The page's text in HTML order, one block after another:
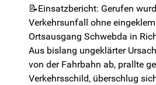
📝Einsatzbericht: Gerufen
Verkehrsunfall ohne
Ortsausgang Schwebda in
Aus bislang ungeklärter
von der Fahrbahn ab, prallte
Verkehrsschild, überschlug